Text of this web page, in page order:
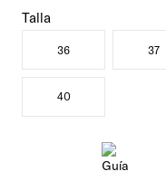
Talla
36 37
40